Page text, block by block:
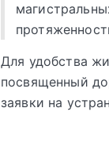
Для удобства
посвященный
заявки на